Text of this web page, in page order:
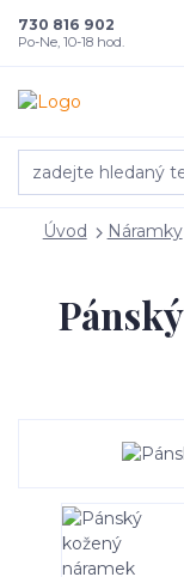
730 816 902
Po-Ne, 10-18 hod.
Úvod Náramky